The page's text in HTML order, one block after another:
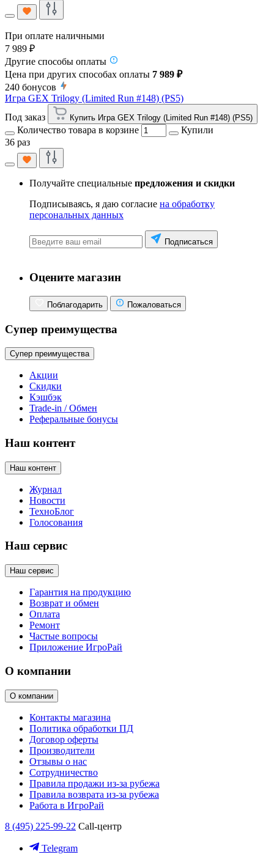
При оплате наличными
7 989 ₽
Другие способы оплаты
Цена при других способах оплаты 7 989 ₽
240 бонусов
Игра GEX Trilogy (Limited Run #148) (PS5)
Под заказ
Купить Игра GEX Trilogy (Limited Run #148) (PS5)
Количество товара в корзине
Купили
36 раз
Получайте специальные предложения и скидки
Подписываясь, я даю согласие на обработку
персональных данных
Подписаться
Оцените магазин
Поблагодарить Пожаловаться
Супер преимущества
Супер преимущества
Акции
Скидки
Кэшбэк
Trade-in / Обмен
Реферальные бонусы
Наш контент
Наш контент
Журнал
Новости
ТехноБлог
Голосования
Наш сервис
Наш сервис
Гарантия на продукцию
Возврат и обмен
Оплата
Ремонт
Частые вопросы
Приложение ИгроРай
О компании
О компании
Контакты магазина
Политика обработки ПД
Договор оферты
Производители
Отзывы о нас
Сотрудничество
Правила продажи из-за рубежа
Правила возврата из-за рубежа
Работа в ИгроРай
8 (495) 225-99-22 Call-центр
Telegram